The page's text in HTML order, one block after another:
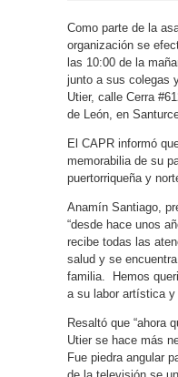
Como parte de la
organización se
las 10:00 de la
junto a sus colegas
Utier, calle Cerra
de León, en
El CAPR informó
memorabilia de su
puertorriqueña y
Anamín Santiago,
“desde hace unos
recibe todas las
salud y se
familia. Hemos
a su labor artística y
Resaltó que “ahora
Utier se hace más
Fue piedra angular